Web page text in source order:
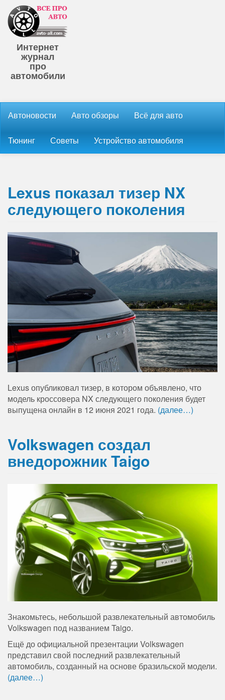
Интернет
журнал
про
автомобили
Автоновости Авто обзоры Всё для авто
Тюнинг Советы Устройство автомобиля
Lexus показал тизер NX
следующего поколения
Lexus опубликовал тизер, в котором объявлено, что
модель кроссовера NX следующего поколения будет
выпущена онлайн в 12 июня 2021 года. (далее…)
Volkswagen создал
внедорожник Taigo
Знакомьтесь, небольшой развлекательный автомобиль
Volkswagen под названием Taigo.
Ещё до официальной презентации Volkswagen
представил свой последний развлекательный
автомобиль, созданный на основе бразильской модели.
(далее…)